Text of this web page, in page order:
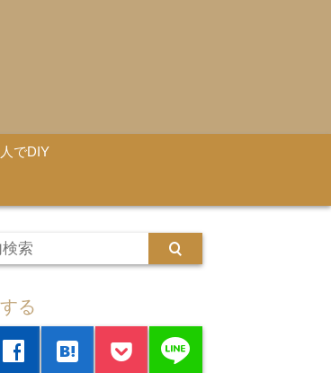
でDIY
る
facebook hatenabookmark line